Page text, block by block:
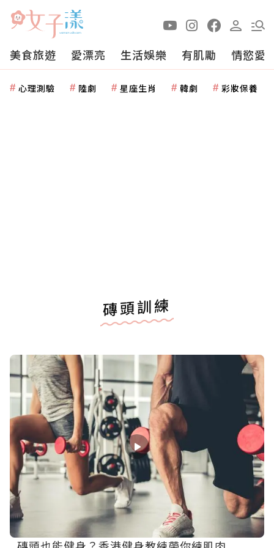
美食旅遊 愛漂亮 生活娛樂 有肌勵 情慾愛
心理測驗 陸劇 星座生肖 韓劇 彩妝保養
磚頭訓練